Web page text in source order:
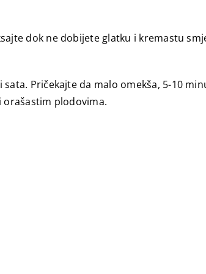
dok ne dobijete glatku i kremastu
Pričekajte da malo omekša, 5-10
orašastim plodovima.